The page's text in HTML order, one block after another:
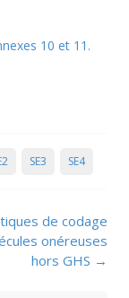
10 et 11.
SE3 SE4
de codage
onéreuses
hors GHS →